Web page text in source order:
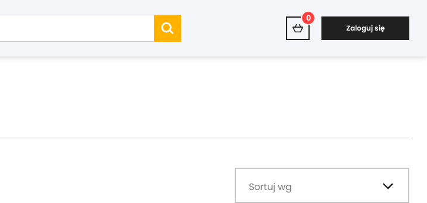
0
Zaloguj się
Sortuj wg